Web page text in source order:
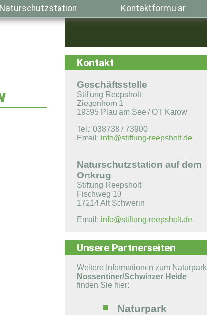
Naturschutzstation Kontaktformular
Kontakt
Geschäftsstelle
Stiftung Reepsholt
Ziegenhorn 1
19395 Plau am See / OT Karow
Tel.: 038738 / 73900
Email: info@stiftung-reepsholt.de
Naturschutzstation auf dem
Ortkrug
Stiftung Reepsholt
Fischweg 10
17214 Alt Schwerin
Email: info@stiftung-reepsholt.de
Unsere Partnerseiten
Weitere Informationen zum Naturpark
Nossentiner/Schwinzer Heide
finden Sie hier:
Naturpark